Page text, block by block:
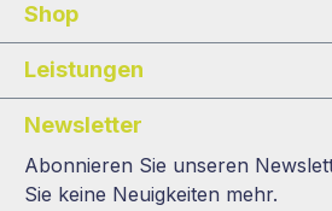
Shop
Leistungen
Newsletter
Abonnieren Sie unseren
Sie keine Neuigkeiten mehr.